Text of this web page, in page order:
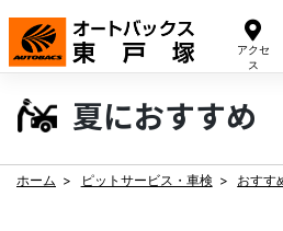
アクセ
ス
Skip
content
夏におすすめ
ホーム ピットサービス・車検 おすす